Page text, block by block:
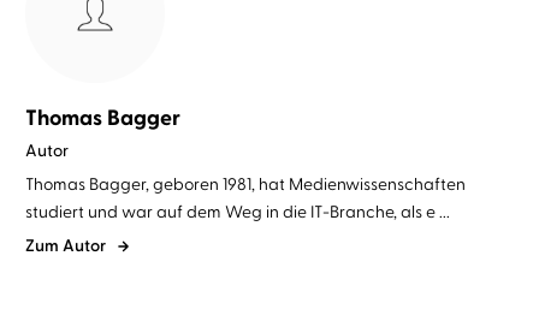
Thomas Bagger
Autor
Thomas Bagger, geboren 1981, hat Medienwissenschaften
studiert und war auf dem Weg in die IT-Branche, als e ...
Zum Autor